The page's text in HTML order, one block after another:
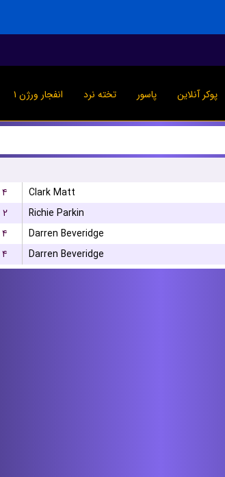
پوکر آنلاین پاسور تخته نرد انفجار ورژن ۱
۴ Clark Matt
۲ Richie Parkin
۴ Darren Beveridge
۴ Darren Beveridge